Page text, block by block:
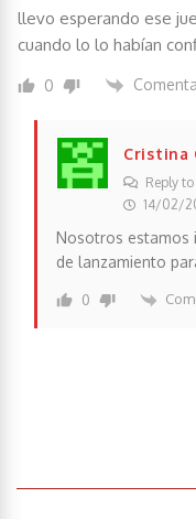
llevo esperando ese
cuando lo lo habían
0
Cristina
Reply to
14/02/
Nosotros estamos
de lanzamiento
0